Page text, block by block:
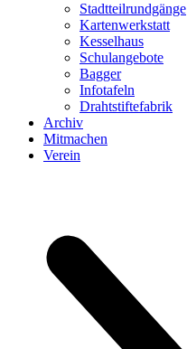
Stadtteilrundgänge
Kartenwerkstatt
Kesselhaus
Schulangebote
Bagger
Infotafeln
Drahtstiftefabrik
Archiv
Mitmachen
Verein